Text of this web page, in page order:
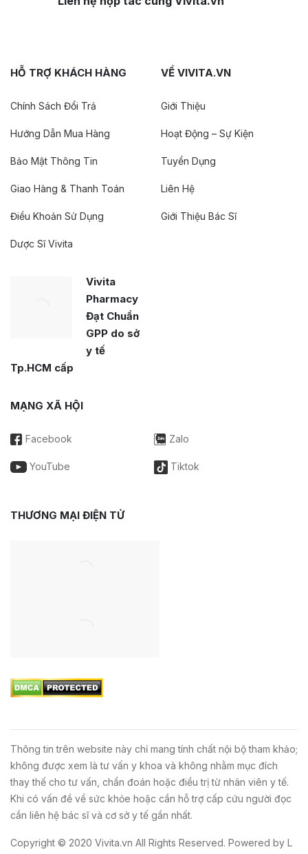
HỖ TRỢ KHÁCH HÀNG
Chính Sách Đổi Trả
Hướng Dẫn Mua Hàng
Bảo Mật Thông Tin
Giao Hàng & Thanh Toán
Điều Khoản Sử Dụng
Dược Sĩ Vivita
Vivita
Pharmacy
Đạt Chuẩn
GPP do sở
y tế
Tp.HCM cấp
VỀ VIVITA.VN
Giới Thiệu
Hoạt Động – Sự Kiện
Tuyển Dụng
Liên Hệ
Giới Thiệu Bác Sĩ
MẠNG XÃ HỘI
Facebook Zalo
YouTube Tiktok
THƯƠNG MẠI ĐIỆN TỬ
Thông tin trên website này chỉ mang tính chất nội bộ tham khảo;
không được xem là tư vấn y khoa và không nhằm mục đích
thay thế cho tư vấn, chẩn đoán hoặc điều trị từ nhân viên y tế.
Khi có vấn đề về sức khỏe hoặc cần hỗ trợ cấp cứu người đọc
cần liên hệ bác sĩ và cơ sở y tế gần nhất.
Copyright © 2020 Vivita.vn All Rights Reserved. Powered by L